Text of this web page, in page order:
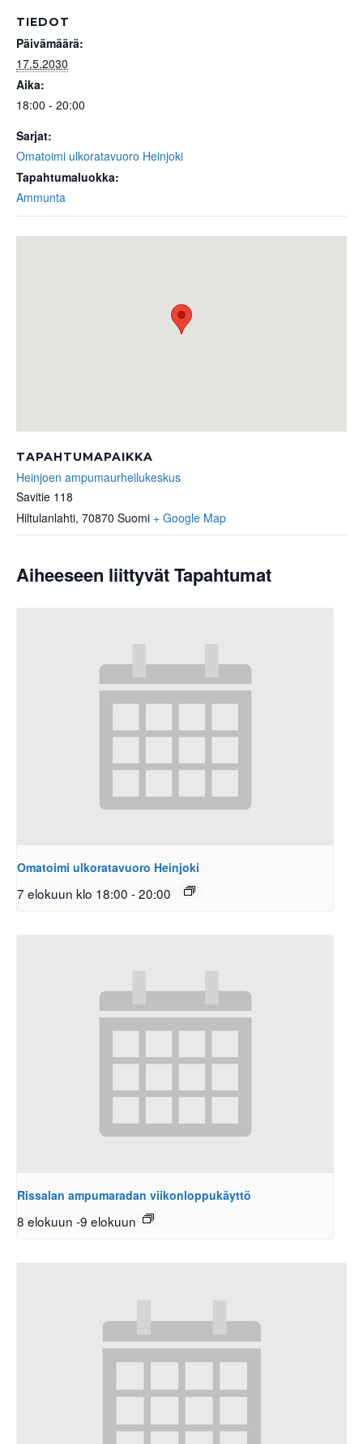
TIEDOT
Päivämäärä:
17.5.2030
Aika:
18:00 - 20:00
Sarjat:
Omatoimi ulkoratavuoro Heinjoki
Tapahtumaluokka:
Ammunta
TAPAHTUMAPAIKKA
Heinjoen ampumaurheilukeskus
Savitie 118
Hiltulanlahti, 70870 Suomi + Google Map
Aiheeseen liittyvät Tapahtumat
Omatoimi ulkoratavuoro Heinjoki
7 elokuun klo 18:00 -20:00
Rissalan ampumaradan viikonloppukäyttö
8 elokuun -9 elokuun